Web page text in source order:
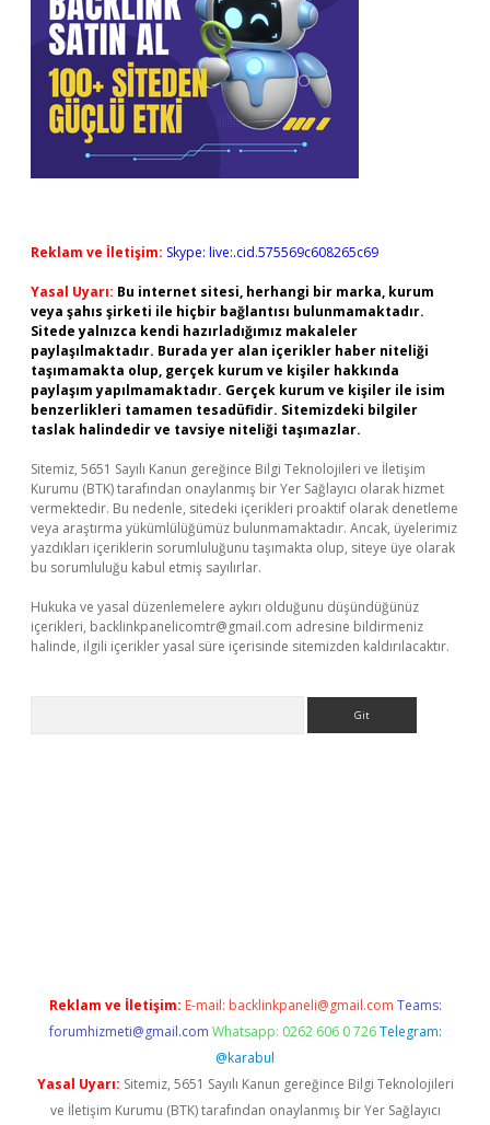
Reklam ve İletişim: Skype: live:.cid.575569c608265c69
Yasal Uyarı: Bu internet sitesi, herhangi bir marka, kurum
veya şahıs şirketi ile hiçbir bağlantısı bulunmamaktadır.
Sitede yalnızca kendi hazırladığımız makaleler
paylaşılmaktadır. Burada yer alan içerikler haber niteliği
taşımamakta olup, gerçek kurum ve kişiler hakkında
paylaşım yapılmamaktadır. Gerçek kurum ve kişiler ile isim
benzerlikleri tamamen tesadüfidir. Sitemizdeki bilgiler
taslak halindedir ve tavsiye niteliği taşımazlar.
Sitemiz, 5651 Sayılı Kanun gereğince Bilgi Teknolojileri ve İletişim
Kurumu (BTK) tarafından onaylanmış bir Yer Sağlayıcı olarak hizmet
vermektedir. Bu nedenle, sitedeki içerikleri proaktif olarak denetleme
veya araştırma yükümlülüğümüz bulunmamaktadır. Ancak, üyelerimiz
yazdıkları içeriklerin sorumluluğunu taşımakta olup, siteye üye olarak
bu sorumluluğu kabul etmiş sayılırlar.
Hukuka ve yasal düzenlemelere aykırı olduğunu düşündüğünüz
içerikleri, backlinkpanelicomtr@gmail.com adresine bildirmeniz
halinde, ilgili içerikler yasal süre içerisinde sitemizden kaldırılacaktır.
Reklam ve İletişim: E-mail: backlinkpaneli@gmail.com Teams:
forumhizmeti@gmail.com Whatsapp: 0262 606 0 726 Telegram:
@karabul
Yasal Uyarı: Sitemiz, 5651 Sayılı Kanun gereğince Bilgi Teknolojileri
ve İletişim Kurumu (BTK) tarafından onaylanmış bir Yer Sağlayıcı